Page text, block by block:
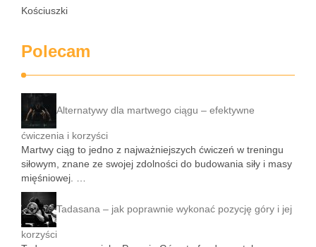
Kościuszki
Polecam
Alternatywy dla martwego ciągu – efektywne
ćwiczenia i korzyści
Martwy ciąg to jedno z najważniejszych ćwiczeń w treningu
siłowym, znane ze swojej zdolności do budowania siły i masy
mięśniowej. …
Tadasana – jak poprawnie wykonać pozycję góry i jej
korzyści